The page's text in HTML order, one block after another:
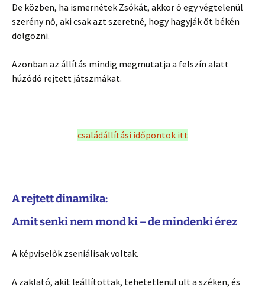
De közben, ha ismernétek Zsókát, akkor ő egy végtelenül
szerény nő, aki csak azt szeretné, hogy hagyják őt békén
dolgozni.
Azonban az állítás mindig megmutatja a felszín alatt
húzódó rejtett játszmákat.
családállítási időpontok itt
A rejtett dinamika:
Amit senki nem mond ki – de mindenki érez
A képviselők zseniálisak voltak.
A zaklató, akit leállítottak, tehetetlenül ült a széken, és